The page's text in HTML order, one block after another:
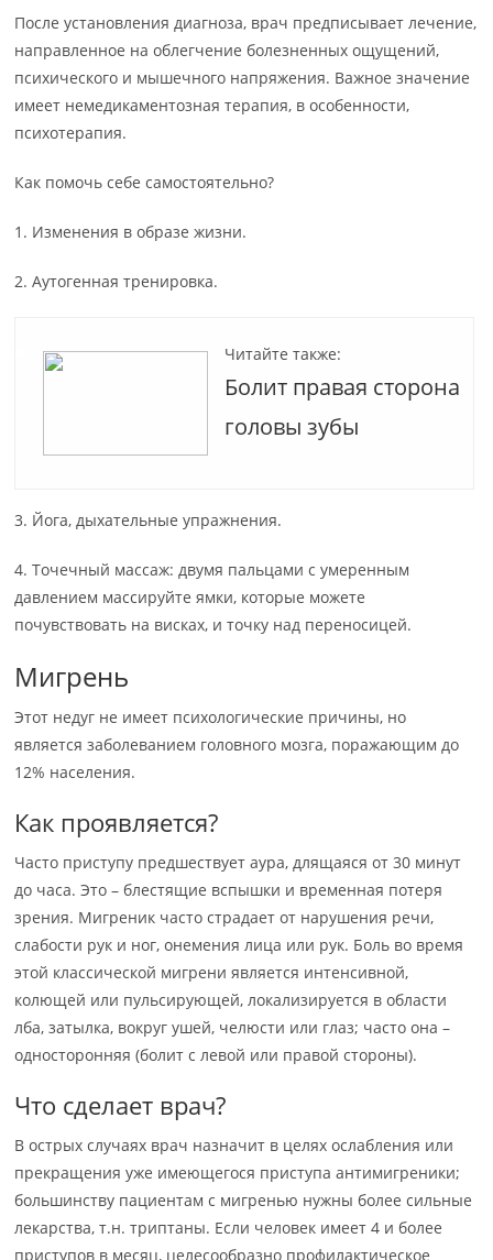
После установления диагноза, врач предписывает лечение,
направленное на облегчение болезненных ощущений,
психического и мышечного напряжения. Важное значение
имеет немедикаментозная терапия, в особенности,
психотерапия.
Как помочь себе самостоятельно?
1. Изменения в образе жизни.
2. Аутогенная тренировка.
Читайте также:
Болит правая сторона
головы зубы
3. Йога, дыхательные упражнения.
4. Точечный массаж: двумя пальцами с умеренным
давлением массируйте ямки, которые можете
почувствовать на висках, и точку над переносицей.
Мигрень
Этот недуг не имеет психологические причины, но
является заболеванием головного мозга, поражающим до
12% населения.
Как проявляется?
Часто приступу предшествует аура, длящаяся от 30 минут
до часа. Это – блестящие вспышки и временная потеря
зрения. Мигреник часто страдает от нарушения речи,
слабости рук и ног, онемения лица или рук. Боль во время
этой классической мигрени является интенсивной,
колющей или пульсирующей, локализируется в области
лба, затылка, вокруг ушей, челюсти или глаз; часто она –
односторонняя (болит с левой или правой стороны).
Что сделает врач?
В острых случаях врач назначит в целях ослабления или
прекращения уже имеющегося приступа антимигреники;
большинству пациентам с мигренью нужны более сильные
лекарства, т.н. триптаны. Если человек имеет 4 и более
приступов в месяц, целесообразно профилактическое